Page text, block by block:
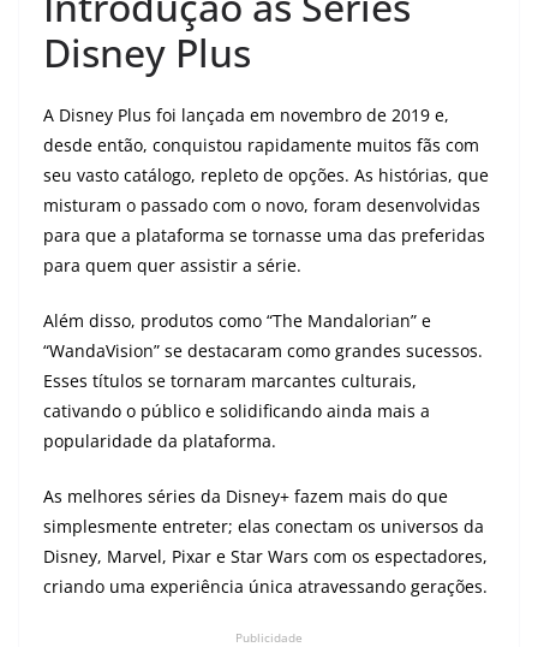
Disney Plus
A Disney Plus foi lançada em novembro de 2019 e,
desde então, conquistou rapidamente muitos fãs com
seu vasto catálogo, repleto de opções. As histórias, que
misturam o passado com o novo, foram desenvolvidas
para que a plataforma se tornasse uma das preferidas
para quem quer assistir a série.
Além disso, produtos como “The Mandalorian” e
“WandaVision” se destacaram como grandes sucessos.
Esses títulos se tornaram marcantes culturais,
cativando o público e solidificando ainda mais a
popularidade da plataforma.
As melhores séries da Disney+ fazem mais do que
simplesmente entreter; elas conectam os universos da
Disney, Marvel, Pixar e Star Wars com os espectadores,
criando uma experiência única atravessando gerações.
Publicidade